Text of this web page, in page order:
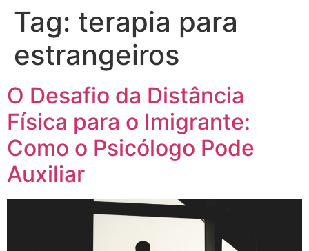
Tag: terapia para
estrangeiros
O Desafio da Distância
Física para o Imigrante:
Como o Psicólogo Pode
Auxiliar